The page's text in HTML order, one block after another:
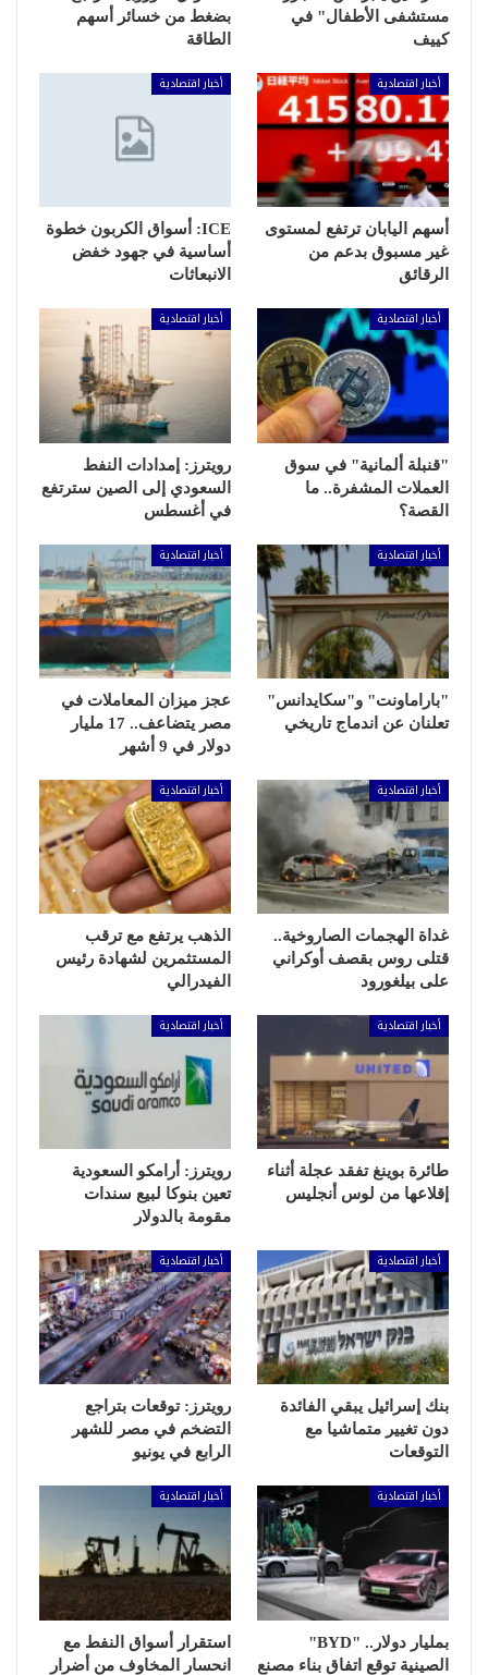
مستشفى الأطفال" في
كييف
بضغط من خسائر أسهم
الطاقة
أخبار اقتصادية
أسهم اليابان ترتفع لمستوى
غير مسبوق بدعم من
الرقائق
أخبار اقتصادية
ICE: أسواق الكربون خطوة
أساسية في جهود خفض
الانبعاثات
أخبار اقتصادية
"قنبلة ألمانية" في سوق
العملات المشفرة.. ما
القصة؟
أخبار اقتصادية
رويترز: إمدادات النفط
السعودي إلى الصين سترتفع
في أغسطس
أخبار اقتصادية
"باراماونت" و"سكايدانس"
تعلنان عن اندماج تاريخي
أخبار اقتصادية
عجز ميزان المعاملات في
مصر يتضاعف.. 17 مليار
دولار في 9 أشهر
أخبار اقتصادية
غداة الهجمات الصاروخية..
قتلى روس بقصف أوكراني
على بيلغورود
أخبار اقتصادية
الذهب يرتفع مع ترقب
المستثمرين لشهادة رئيس
الفيدرالي
أخبار اقتصادية
طائرة بوينغ تفقد عجلة أثناء
إقلاعها من لوس أنجليس
أخبار اقتصادية
رويترز: أرامكو السعودية
تعين بنوكا لبيع سندات
مقومة بالدولار
أخبار اقتصادية
بنك إسرائيل يبقي الفائدة
دون تغيير متماشيا مع
التوقعات
أخبار اقتصادية
رويترز: توقعات بتراجع
التضخم في مصر للشهر
الرابع في يونيو
أخبار اقتصادية
بمليار دولار.. "BYD"
الصينية توقع اتفاق بناء مصنع
أخبار اقتصادية
استقرار أسواق النفط مع
انحسار المخاوف من أضرار